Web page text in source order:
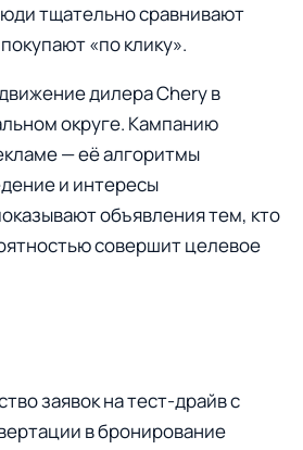
тщательно сравнивают
«по клику».
дилера Chery в
округе. Кампанию
— её алгоритмы
и интересы
объявления тем, кто
совершит целевое
заявок на тест-драйв с
в бронирование